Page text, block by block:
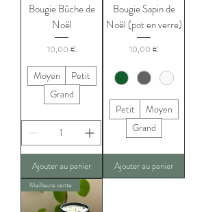
Bougie Bûche de
Noël
Prix
10,00 €
Moyen
Petit
Grand
Ajouter au panier
Bougie Sapin de
Noël (pot en verre)
Prix
10,00 €
Petit
Moyen
Grand
Ajouter au panier
Meilleure vente